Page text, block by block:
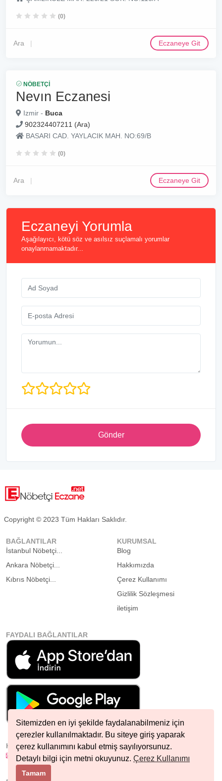
Sitemizden en iyi şekilde faydalanabilmeniz için
çerezler kullanılmaktadır. Bu siteye giriş yaparak
çerez kullanımını kabul etmiş sayılıyorsunuz.
Detaylı bilgi için metni okuyunuz. Çerez Kullanımı
Tamam
(0)
Ara Eczaneye Git
NÖBETÇI
Nevın Eczanesi
Izmir - Buca
902324407211 (Ara)
BASARI CAD. YAYLACIK MAH. NO:69/B
(0)
Ara Eczaneye Git
Eczaneyi Yorumla
Aşağılayıcı, kötü söz ve asılsız suçlamalı yorumlar
onaylanmamaktadır...
Gönder
Copyright © 2023 Tüm Hakları Saklıdır.
BAĞLANTILAR
İstanbul Nöbetçi...
Ankara Nöbetçi...
Kıbrıs Nöbetçi...
KURUMSAL
Blog
Hakkımızda
Çerez Kullanımı
Gizlilik Sözleşmesi
iletişim
FAYDALI BAĞLANTILAR
HIZLI İLETIŞIM
info@nobetcieczane.net